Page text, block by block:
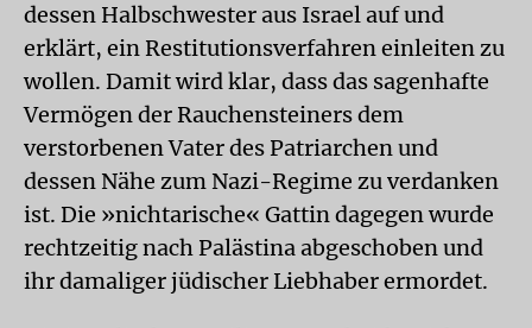
dessen Halbschwester aus Israel auf und
erklärt, ein Restitutionsverfahren einleiten zu
wollen. Damit wird klar, dass das sagenhafte
Vermögen der Rauchensteiners dem
verstorbenen Vater des Patriarchen und
dessen Nähe zum Nazi-Regime zu verdanken
ist. Die »nichtarische« Gattin dagegen wurde
rechtzeitig nach Palästina abgeschoben und
ihr damaliger jüdischer Liebhaber ermordet.